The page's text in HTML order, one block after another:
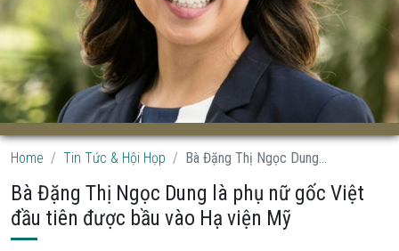
Home Tin Tức & Hội Họp Bà Đặng Thị Ngọc Dung...
Bà Đặng Thị Ngọc Dung là phụ nữ gốc Việt
đầu tiên được bầu vào Hạ viện Mỹ